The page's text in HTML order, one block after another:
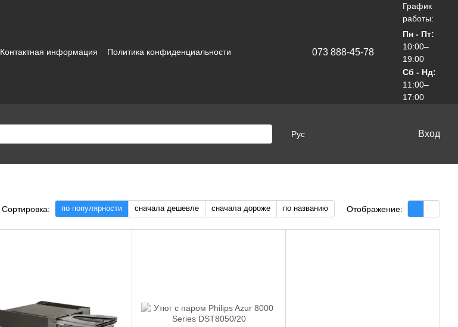
Контактная информация
Политика конфиденциальности
073 888-45-78
График
работы:
Пн - Пт:
10:00–
19:00
Сб - Нд:
11:00–
17:00
Рус Вход
Сортировка: по популярности сначала дешевле сначала дороже по названию Отображение: